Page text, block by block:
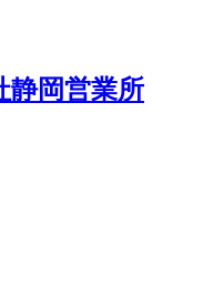
静岡営業所